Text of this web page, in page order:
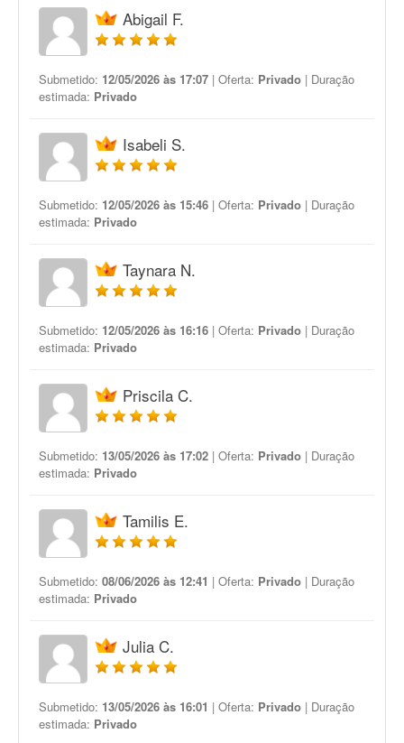
Abigail F.
Submetido: 12/05/2026 às 17:07 | Oferta: Privado | Duração
estimada: Privado
Isabeli S.
Submetido: 12/05/2026 às 15:46 | Oferta: Privado | Duração
estimada: Privado
Taynara N.
Submetido: 12/05/2026 às 16:16 | Oferta: Privado | Duração
estimada: Privado
Priscila C.
Submetido: 13/05/2026 às 17:02 | Oferta: Privado | Duração
estimada: Privado
Tamilis E.
Submetido: 08/06/2026 às 12:41 | Oferta: Privado | Duração
estimada: Privado
Julia C.
Submetido: 13/05/2026 às 16:01 | Oferta: Privado | Duração
estimada: Privado